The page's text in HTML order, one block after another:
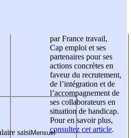
saisi
par France travail,
Cap emploi et ses
partenaires pour ses
actions concrètes en
faveur du recrutement,
de l’intégration et de
l’accompagnement de
ses collaborateurs en
situation de handicap.
Pour en savoir plus,
consultez cet article.